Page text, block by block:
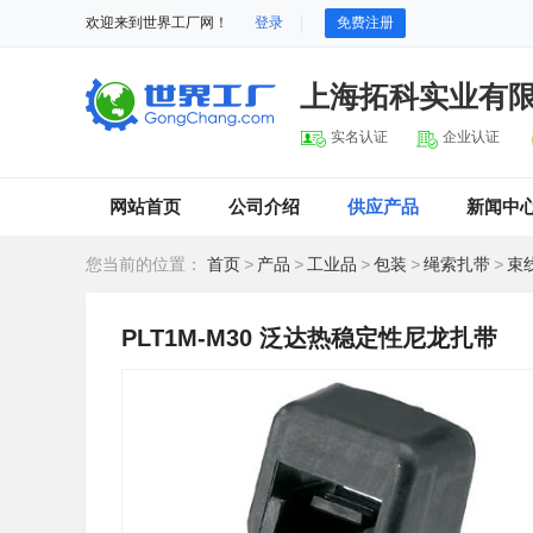
欢迎来到世界工厂网！ 登录 免费注册
上海拓科实业有
实名认证 企业认证
网站首页 公司介绍 供应产品 新闻中
您当前的位置： 首页 > 产品 > 工业品 >包装 >绳索扎带 > 束
PLT1M-M30 泛达热稳定性尼龙扎带